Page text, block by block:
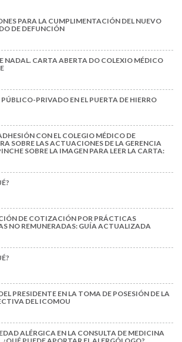
PARA LA CUMPLIMENTACIÓN DEL NUEVO
DE DEFUNCIÓN
NADAL. CARTA ABERTA DO COLEXIO MÉDICO
PÚBLICO-PRIVADO EN EL PUERTA DE HIERRO
CON EL COLEGIO MÉDICO DE
SOBRE LAS ACTUACIONES DE LA GERENCIA
SOBRE LA IMAGEN PARA LEER LA CARTA:
DE COTIZACIÓN POR PRÁCTICAS
NO REMUNERADAS: GUÍA ACTUALIZADA
PRESIDENTE EN LA TOMA DE POSESIÓN DE LA
DEL ICOMOU
ALÉRGICA EN LA CONSULTA DE MEDICINA